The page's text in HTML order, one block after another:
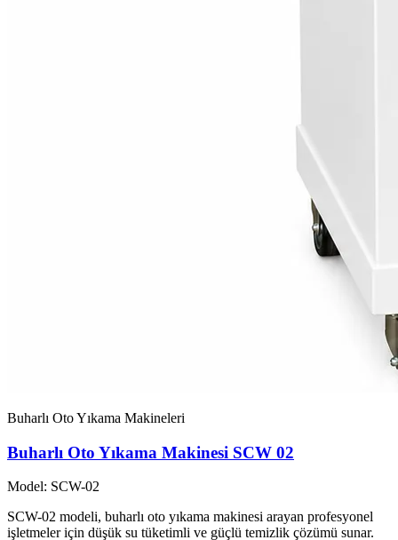
Buharlı Oto Yıkama Makineleri
Buharlı Oto Yıkama Makinesi SCW 02
Model: SCW-02
SCW-02 modeli, buharlı oto yıkama makinesi arayan profesyonel
işletmeler için düşük su tüketimli ve güçlü temizlik çözümü sunar.